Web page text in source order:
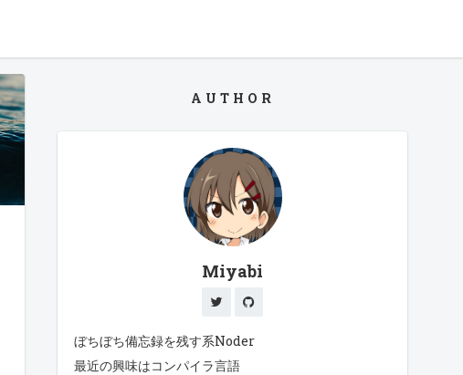
AUTHOR
Miyabi
ぼちぼち備忘録を残す系Noder
最近の興味はコンパイラ言語